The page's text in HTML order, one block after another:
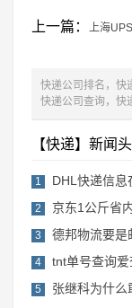
上一篇： 上海
快递公司排名，快
快递公司查询，快
【快递】新闻
1 DHL快递信息
2 京东1公斤省
3 德邦物流要是
4 tnt单号查询爱
5
张继科为什么